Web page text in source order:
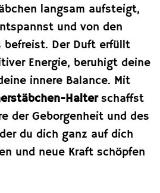
langsam aufsteigt,
und von den
befreist. Der Duft erfüllt
Energie, beruhigt deine
innere Balance. Mit
Halterschaffst
der Geborgenheit und des
du dich ganz auf dich
und neue Kraft schöpfen